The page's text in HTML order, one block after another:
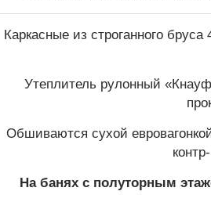
Каркасные из строганного
Утеплитель рулонный
Обшиваются сухой
На банях с полуторным